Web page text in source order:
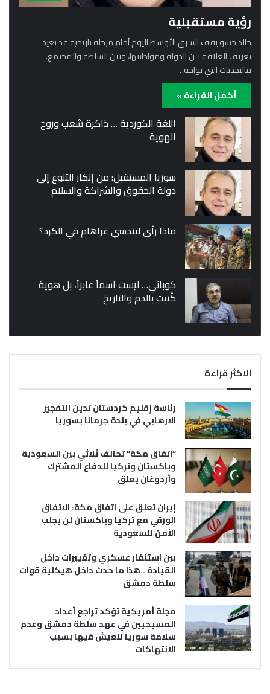
رؤية مستقبلية
خالد حسو يقف الشرق الأوسط اليوم أمام مرحلة تاريخية قد تعيد
تعريف العلاقة بين الدولة ومواطنيها، وبين السلطة والمجتمع.
فالتحديات التي تواجه…
أكمل القراءة »
اللغة الكوردية … ذاكرة شعب وروح
الهوية
سوريا المستقبل: من إنكار التنوع إلى
دولة الحقوق والشراكة والسلام
ماذا رأى ليندسي غراهام في الكرد؟
كوباني… ليست اسماً عابراً، بل هوية
كُتبت بالدم والتاريخ
الاكثر قراءة
رئاسة إقليم كردستان تدين التفجير
الارهابي في بلدة جرمانا بسوريا
“اتفاق مكة” تحالف ثلاثي بين السعودية
وباكستان وتركيا للدفاع المشترك
وأردوغان يعلق
إيران تعلق على اتفاق مكة: الاتفاق
الورقي مع تركيا وباكستان لن يجلب
الأمن للسعودية
بين استنفار عسكري وتغييرات داخل
القيادة ..هذا ما حدث داخل هيكلية قوات
سلطة دمشق
مجلة أمريكية تؤكد تراجع أعداد
المسيحيين في عهد سلطة دمشق وعدم
سلامة سوريا للعيش فيها بسبب
الانتهاكات